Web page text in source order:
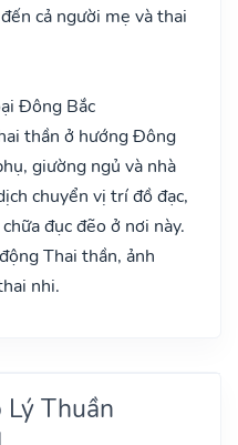
cả người mẹ và thai
Đông Bắc
thần ở hướng Đông
giường ngủ và nhà
chuyển vị trí đồ đạc,
đục đẽo ở nơi này.
Thai thần, ảnh
nhi.
Thuần